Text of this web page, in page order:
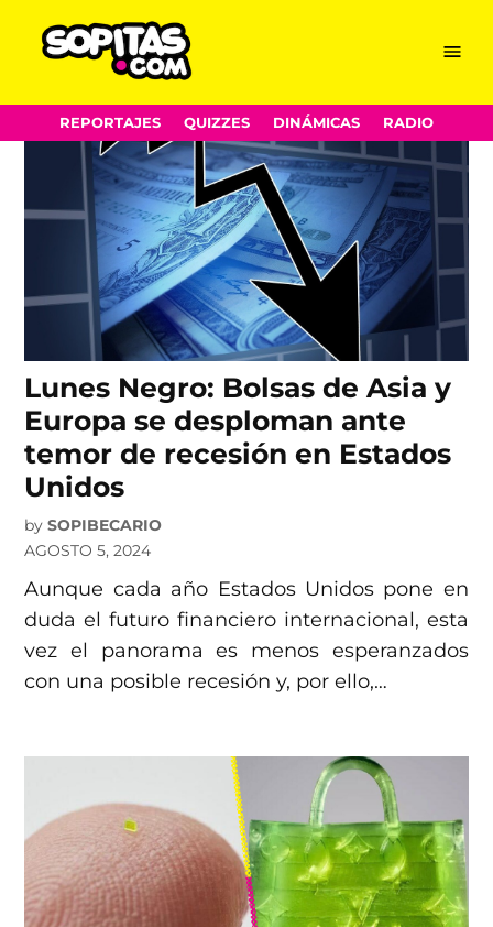
content
Menu
REPORTAJES QUIZZES DINÁMICAS RADIO
Bolsa
Lunes Negro: Bolsas de Asia y
Europa se desploman ante
temor de recesión en Estados
Unidos
by SOPIBECARIO
AGOSTO 5, 2024
Aunque cada año Estados Unidos pone en
duda el futuro financiero internacional, esta
vez el panorama es menos esperanzados
con una posible recesión y, por ello,…